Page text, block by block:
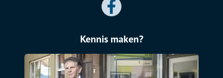
Kennis maken?